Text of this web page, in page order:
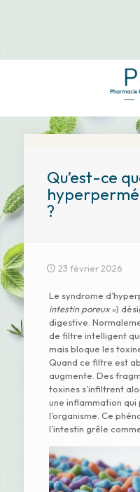
Qu’est-ce
?
23 février 2026
Le syndrome
intestin poreux»)
digestive.
de filtre intelligent
mais bloque les
Quand ce filtre est
augmente. Des
toxines s’infiltrent
une inflammation
l’organisme. Ce
l’intestin grêle